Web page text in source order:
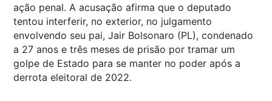
ação penal. A acusação afirma que o deputado
tentou interferir, no exterior, no julgamento
envolvendo seu pai, Jair Bolsonaro (PL), condenado
a 27 anos e três meses de prisão por tramar um
golpe de Estado para se manter no poder após a
derrota eleitoral de 2022.